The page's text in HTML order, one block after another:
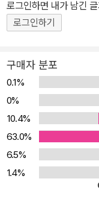
구성하였습니다. 이제
을 차곡차곡 쌓아 가세요! 3. 교과서는 기본, 최신 연구에 국내 관련
내용을 철저히 분석하
을 모두 담았습니다. 아
위해 교육 과정에 맞춰
제작하였습니다. 여기에
한 주제나 최신 연구, 우
하게 꾸렸습니다. 4. 아이들의 과학 궁금증을 속 시원히 풀어 줘요! 아
이들이 던지는 엉뚱한
다. 편집팀은 기획 단계
0개가 넘는 질문들을
로그인하면 내가 남긴
로그인하기
구매자 분포
0.1%
0%
10.4%
63.0%
6.5%
1.4%